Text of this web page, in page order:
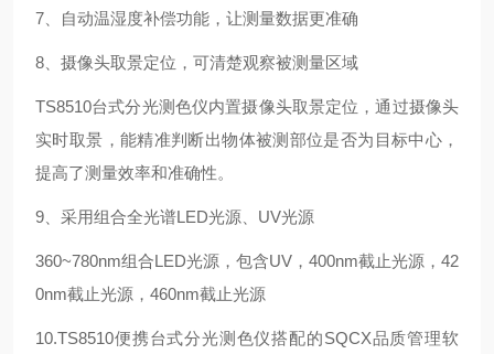
7、自动温湿度补偿功能，让测量数据更准确
8、摄像头取景定位，可清楚观察被测量区域
TS8510台式分光测色仪内置摄像头取景定位，通过摄像头
实时取景，能精准判断出物体被测部位是否为目标中心，
提高了测量效率和准确性。
9、采用组合全光谱LED光源、UV光源
360~780nm组合LED光源，包含UV，400nm截止光源，42
0nm截止光源，460nm截止光源
10.TS8510便携台式分光测色仪搭配的SQCX品质管理软